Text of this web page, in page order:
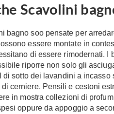
Scavolini
bagno soo pensate per
essere montate in
di essere rimodernati.
riporre non solo gli
di sotto dei lavandini a
cerniere. Pensili e cestoni
in mostra collezioni di
oppure da appoggio a